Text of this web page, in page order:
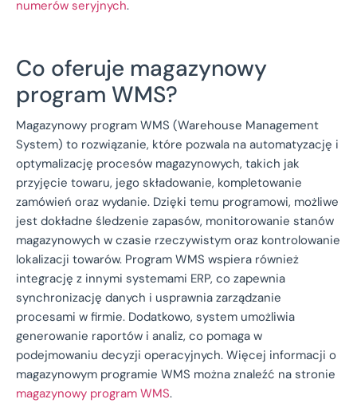
numerów seryjnych.
Co oferuje magazynowy
program WMS?
Magazynowy program WMS (Warehouse Management
System) to rozwiązanie, które pozwala na automatyzację i
optymalizację procesów magazynowych, takich jak
przyjęcie towaru, jego składowanie, kompletowanie
zamówień oraz wydanie. Dzięki temu programowi, możliwe
jest dokładne śledzenie zapasów, monitorowanie stanów
magazynowych w czasie rzeczywistym oraz kontrolowanie
lokalizacji towarów. Program WMS wspiera również
integrację z innymi systemami ERP, co zapewnia
synchronizację danych i usprawnia zarządzanie
procesami w firmie. Dodatkowo, system umożliwia
generowanie raportów i analiz, co pomaga w
podejmowaniu decyzji operacyjnych. Więcej informacji o
magazynowym programie WMS można znaleźć na stronie
magazynowy program WMS.